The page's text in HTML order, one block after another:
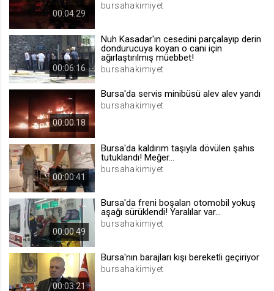
Site içeriği önerme
1 yıl
voteLike*
1 ay
.web.tv
İsimsiz ziyaretçi için site içeriği
00:04:29
bursahakimiyet
00:06:16
Nuh Kasadar'ın cesedini parçalayıp derin
dondurucuya koyan o cani için
ağırlaştırılmış müebbet!
bursahakimiyet
00:00:18
Bursa'da servis minibüsü alev alev yandı
bursahakimiyet
00:00:41
Bursa'da kaldırım taşıyla dövülen şahıs
tutuklandı! Meğer...
bursahakimiyet
00:00:49
Bursa'da freni boşalan otomobil yokuş
aşağı sürüklendi! Yaralılar var...
bursahakimiyet
00:03:21
Bursa'nın barajları kışı bereketli geçiriyor
bursahakimiyet